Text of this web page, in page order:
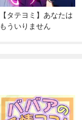
【タテヨミ】あなたは
もういりません